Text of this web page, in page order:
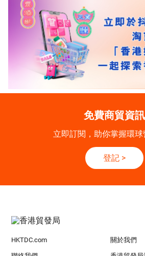
免費商貿資訊
立即訂閱，助你掌握環
登記 >
HKTDC.com 關於我們